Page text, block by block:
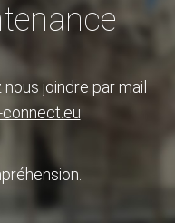
joindre par mail